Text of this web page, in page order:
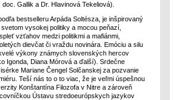
Gallik a Dr. Hlavinová Tekeliová).
bestselleru Arpáda Soltésza, je inšpirovaný
vysokej politiky a mocou peňazí,
vzťahov medzi politikmi a mafiánmi,
dievčat či vraždu novinára. Emóciu a silu
výkony známych slovenských hercov
Igonda, Diana Mórová a ďalší). Srdečne
Mariane Čengel Solčanskej za pozvanie
Teší nás to o to viac, že je veľmi úspešnou
Konštantína Filozofa v Nitre a zároveň
Ústavu stredoeurópskych jazykov